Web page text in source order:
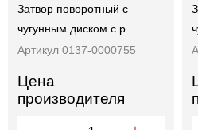
Затвор поворотный с
чугунным диском с р…
Артикул 0137-0000755
Цена
производителя